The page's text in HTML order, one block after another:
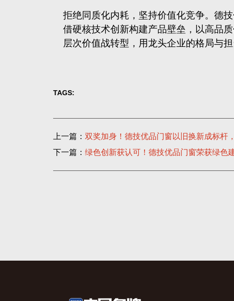
借硬核技术创新构建产品壁垒，以高品
层次价值战转型，用龙头企业的格局与
上一篇：双奖加身！德技优品门窗以旧换新成标杆
下一篇： 绿色创新获认可！德技优品门窗荣获绿色